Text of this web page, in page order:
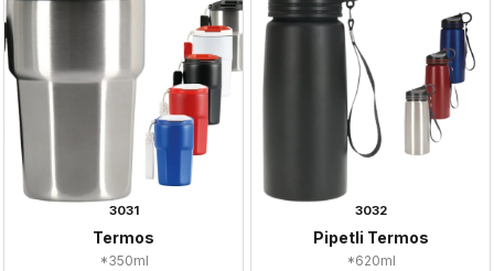
3031
Termos
*350ml
3032
Pipetli Termos
*620ml